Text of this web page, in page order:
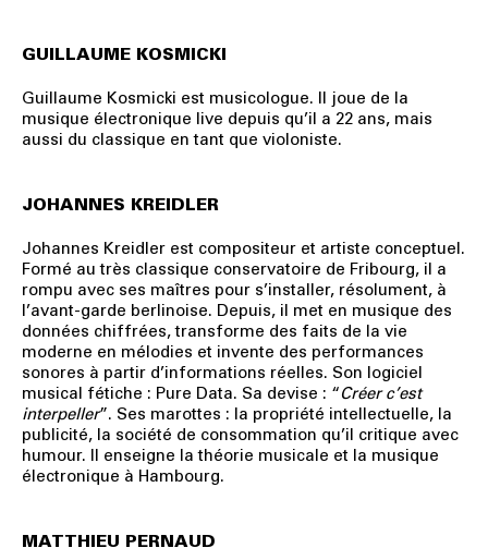
GUILLAUME KOSMICKI
Guillaume Kosmicki est musicologue. Il joue de la
musique électronique live depuis qu’il a 22 ans, mais
aussi du classique en tant que violoniste.
JOHANNES KREIDLER
Johannes Kreidler est compositeur et artiste conceptuel.
Formé au très classique conservatoire de Fribourg, il a
rompu avec ses maîtres pour s’installer, résolument, à
l’avant-garde berlinoise. Depuis, il met en musique des
données chiffrées, transforme des faits de la vie
moderne en mélodies et invente des performances
sonores à partir d’informations réelles. Son logiciel
musical fétiche : Pure Data. Sa devise : “Créer c’est
interpeller”. Ses marottes : la propriété intellectuelle, la
publicité, la société de consommation qu’il critique avec
humour. Il enseigne la théorie musicale et la musique
électronique à Hambourg.
MATTHIEU PERNAUD